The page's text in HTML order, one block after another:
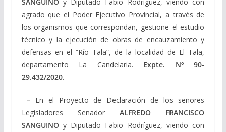
agrado que el Poder Ejecutivo Provincial, a través de
los organismos que correspondan, gestione el estudio
técnico y la ejecución de obras de encauzamiento y
defensas en el “Río Tala”, de la localidad de El Tala,
departamento La Candelaria. Expte. Nº90-
29.432/2020.
– En el Proyecto de Declaración de los señores
Legisladores SenadorALFREDO FRANCISCO
SANGUINOy Diputado Fabio Rodríguez, viendo con